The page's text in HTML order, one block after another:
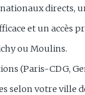
directs,
et un accès
ou Moulins.
(Paris-CDG,
selon votre ville